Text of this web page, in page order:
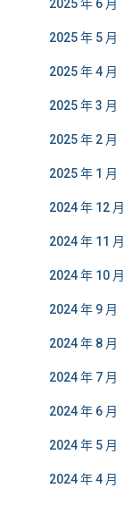
2025 年 6 月
2025 年 5 月
2025 年 4 月
2025 年 3 月
2025 年 2 月
2025 年 1 月
2024 年 12 月
2024 年 11 月
2024 年 10 月
2024 年 9 月
2024 年 8 月
2024 年 7 月
2024 年 6 月
2024 年 5 月
2024 年 4 月